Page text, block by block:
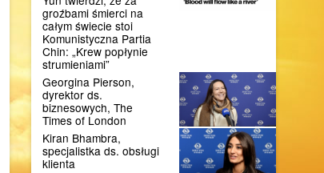
groźbami śmierci na
całym świecie stoi
Komunistyczna Partia
Chin: „Krew popłynie
strumieniami”
Georgina Pierson,
dyrektor ds.
biznesowych, The
Times of London
Kiran Bhambra,
specjalistka ds. obsługi
klienta